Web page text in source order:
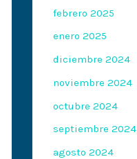
febrero 2025
enero 2025
diciembre 2024
noviembre 2024
octubre 2024
septiembre 2024
agosto 2024